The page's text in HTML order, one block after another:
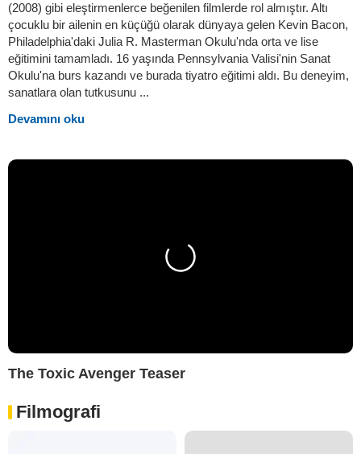
(2008) gibi eleştirmenlerce beğenilen filmlerde rol almıştır. Altı
çocuklu bir ailenin en küçüğü olarak dünyaya gelen Kevin Bacon,
Philadelphia'daki Julia R. Masterman Okulu'nda orta ve lise
eğitimini tamamladı. 16 yaşında Pennsylvania Valisi'nin Sanat
Okulu'na burs kazandı ve burada tiyatro eğitimi aldı. Bu deneyim,
sanatlara olan tutkusunu ...
Devamını oku
The Toxic Avenger Teaser
Filmografi